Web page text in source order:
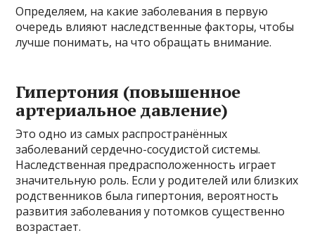
Определяем, на какие заболевания в первую
очередь влияют наследственные факторы, чтобы
лучше понимать, на что обращать внимание.
Гипертония (повышенное
артериальное давление)
Это одно из самых распространённых
заболеваний сердечно-сосудистой системы.
Наследственная предрасположенность играет
значительную роль. Если у родителей или близких
родственников была гипертония, вероятность
развития заболевания у потомков существенно
возрастает.